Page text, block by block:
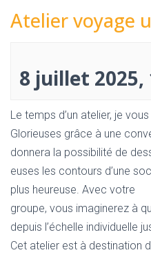
Atelier voyage
8 juillet 2025,
Le temps d’un atelier, je
Glorieuses grâce à une
donnera la possibilité de
euses les contours d’une
plus heureuse. Avec votre
groupe, vous imaginerez à
depuis l’échelle individuelle
Cet atelier est à destination